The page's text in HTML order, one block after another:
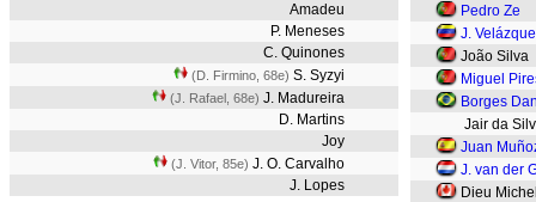
Amadeu
P. Meneses
C. Quinones
(D. Firmino, 68e) S. Syzyi
(J. Rafael, 68e) J. Madureira
D. Martins
Joy
(J. Vitor, 85e) J. O. Carvalho
J. Lopes
Pedro Ze
J.
João Silva
Miguel
Borges
Jair da
Juan
J. van der
Dieu